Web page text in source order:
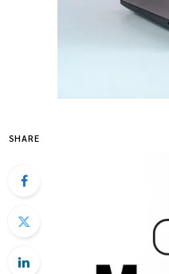
SHARE